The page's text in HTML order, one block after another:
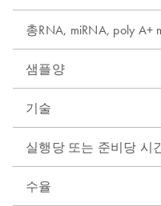
총RNA, miRNA, poly
샘플양
기술
실행당 또는 준비당 시
수율